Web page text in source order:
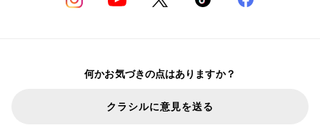
何かお気づきの点はありますか？
クラシルに意見を送る